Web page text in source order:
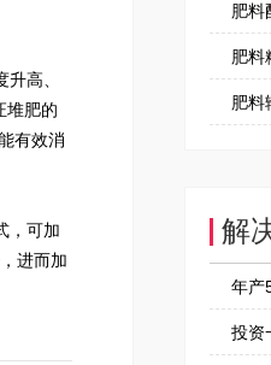
高、
堆肥的
有效消
，可加
进而加
肥料
肥料
肥料
解
年产